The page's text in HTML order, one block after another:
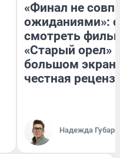
«Финал не
ожиданиями»:
смотреть
«Старый орел»
большом
честная
Надежда Губарь